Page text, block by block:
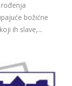
božićne
ih slave,...